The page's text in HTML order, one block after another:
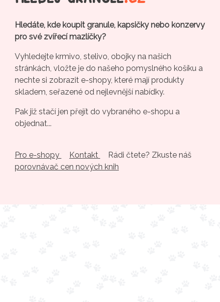
Hledáte, kde koupit granule, kapsičky nebo konzervy
pro své zvířecí mazlíčky?
Vyhledejte krmivo, stelivo, obojky na našich
stránkách, vložte je do našeho pomyslného košíku a
nechte si zobrazit e-shopy, které mají produkty
skladem, seřazené od nejlevnější nabídky.
Pak již stačí jen přejít do vybraného e-shopu a
objednat...
Pro e-shopy Kontakt
Rádi čtete? Zkuste náš
porovnávač cen nových knih